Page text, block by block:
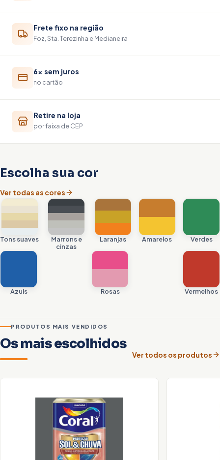
Frete fixo na região
Foz, Sta. Terezinha e Medianeira
6× sem juros
no cartão
Retire na loja
por faixa de CEP
Escolha sua cor
Ver todas as cores
Tons suaves
Marrons e
cinzas
Laranjas Amarelos Verdes
Azuis Rosas Vermelhos
PRODUTOS MAIS VENDIDOS
Os mais escolhidos
Ver todos os produtos